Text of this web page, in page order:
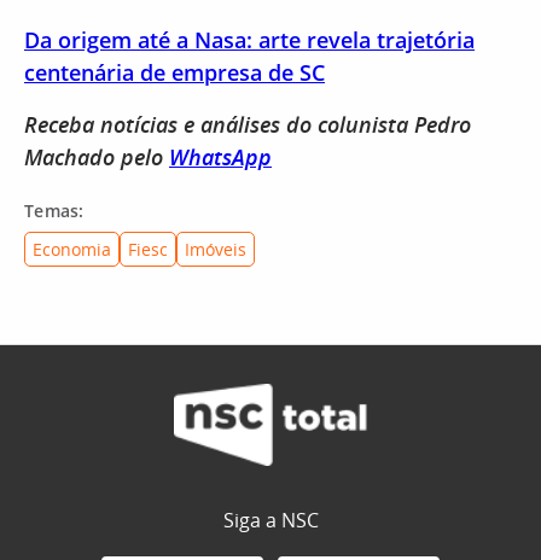
Da origem até a Nasa: arte revela trajetória
centenária de empresa de SC
Receba notícias e análises do colunista Pedro
Machado pelo WhatsApp
Temas:
Economia
Fiesc Imóveis
Siga a NSC